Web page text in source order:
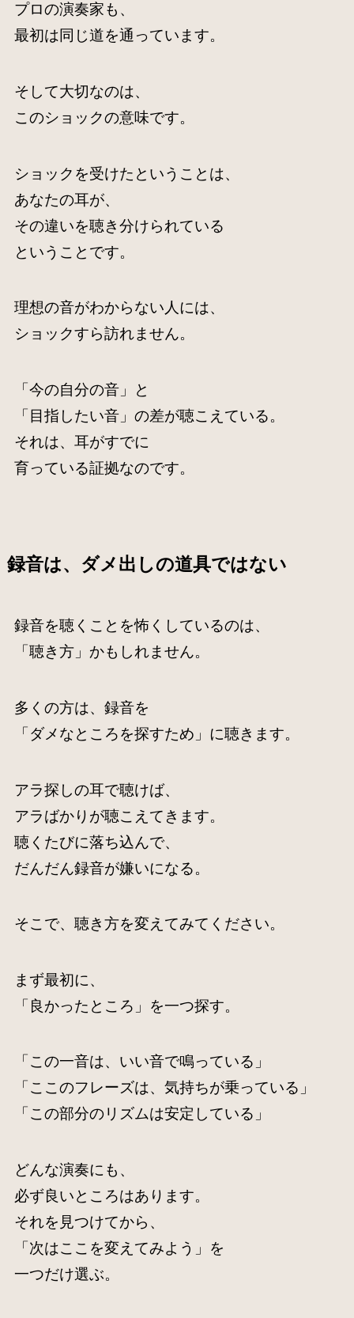
プロの演奏家も、
最初は同じ道を通っています。
そして大切なのは、
このショックの意味です。
ショックを受けたということは、
あなたの耳が、
その違いを聴き分けられている
ということです。
理想の音がわからない人には、
ショックすら訪れません。
「今の自分の音」と
「目指したい音」の差が聴こえている。
それは、耳がすでに
育っている証拠なのです。
録音は、ダメ出しの道具ではない
録音を聴くことを怖くしているのは、
「聴き方」かもしれません。
多くの方は、録音を
「ダメなところを探すため」に聴きます。
アラ探しの耳で聴けば、
アラばかりが聴こえてきます。
聴くたびに落ち込んで、
だんだん録音が嫌いになる。
そこで、聴き方を変えてみてください。
まず最初に、
「良かったところ」を一つ探す。
「この一音は、いい音で鳴っている」
「ここのフレーズは、気持ちが乗っている」
「この部分のリズムは安定している」
どんな演奏にも、
必ず良いところはあります。
それを見つけてから、
「次はここを変えてみよう」を
一つだけ選ぶ。